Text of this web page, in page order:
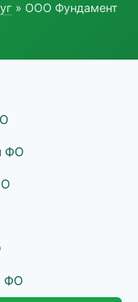
» ООО Фундамент
ФО
ФО